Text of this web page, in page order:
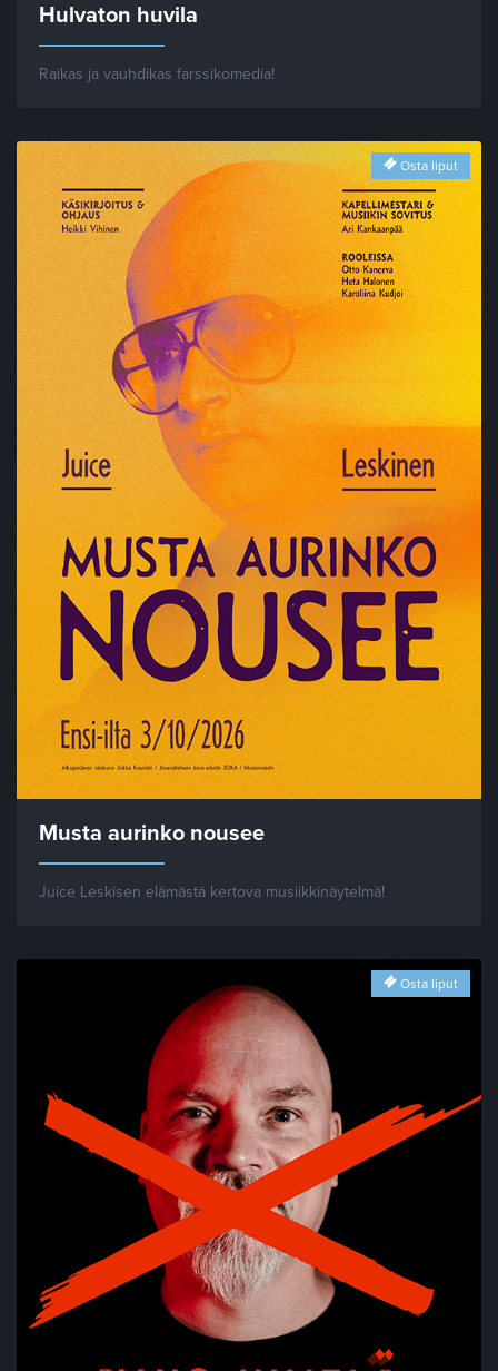
Hulvaton huvila
Raikas ja vauhdikas farssikomedia!
Osta liput
Musta aurinko nousee
Juice Leskisen elämästä kertova musiikkinäytelmä!
Osta liput